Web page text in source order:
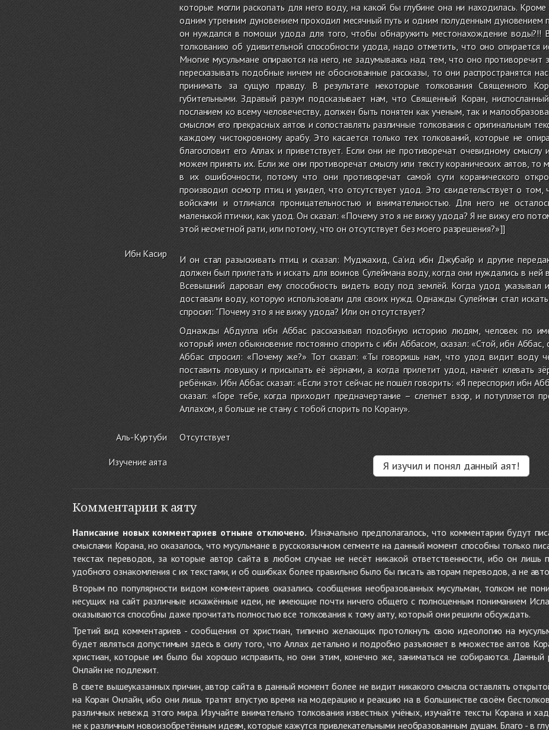
которые могли раскопать для него воду, на какой бы глубине она ни находилась.
одним утренним дуновением проходил месячный путь и одним полуденным дуновением
он нуждался в помощи удода для того, чтобы обнаружить местонахождение воды?!!
толкованию об удивительной способности удода, надо отметить, что оно опирается
Многие мусульмане опираются на него, не задумываясь над тем, что оно
пересказывать подобные ничем не обоснованные рассказы, то они распространятся
принимать за сущую правду. В результате некоторые толкования Священного
губительными. Здравый разум подсказывает нам, что Священный Коран,
посланием ко всему человечеству, должен быть понятен как ученым, так и
смыслом его прекрасных аятов и сопоставлять различные толкования с оригинальным
каждому чистокровному арабу. Это касается только тех толкований, которые не
благословит его Аллах и приветствует. Если они не противоречат очевидному смыслу
можем принять их. Если же они противоречат смыслу или тексту коранических аятов, то
в их ошибочности, потому что они противоречат самой сути коранического
производил осмотр птиц и увидел, что отсутствует удод. Это свидетельствует о том,
войсками и отличался проницательностью и внимательностью. Для него не
маленькой птички, как удод. Он сказал: «Почему это я не вижу удода? Я не вижу его
этой несметной рати, или потому, что он отсутствует без моего разрешения?»]]
Ибн Касир
И он стал разыскивать птиц и сказал: Муджахид, Са’ид ибн Джубайр и другие
должен был прилетать и искать для воинов Сулеймана воду, когда они нуждались в
Всевышний даровал ему способность видеть воду под землёй. Когда удод указывал
доставали воду, которую использовали для своих нужд. Однажды Сулейман стал
спросил: "Почему это я не вижу удода? Или он отсутствует?
Однажды Абдулла ибн Аббас рассказывал подобную историю людям, человек по
который имел обыкновение постоянно спорить с ибн Аббасом, сказал: «Стой, ибн Аббас,
Аббас спросил: «Почему же?» Тот сказал: «Ты говоришь нам, что удод видит воду
поставить ловушку и присыпать её зёрнами, а когда прилетит удод, начнёт клевать
ребёнка». Ибн Аббас сказал: «Если этот сейчас не пошёл говорить: «Я переспорил ибн
сказал: «Горе тебе, когда приходит предначертание – слепнет взор, и потупляется
Аллахом, я больше не стану с тобой спорить по Корану».
Аль-Куртуби Отсутствует
Изучение аята Я изучил и понял данный аят!
Комментарии к аяту
Написание новых комментариев отныне отключено. Изначально предполагалось, что комментарии будут
смыслами Корана, но оказалось, что мусульмане в русскоязычном сегменте на данный момент способны только
текстах переводов, за которые автор сайта в любом случае не несёт никакой ответственности, ибо он лишь
удобного ознакомления с их текстами, и об ошибках более правильно было бы писать авторам переводов, а не
Вторым по популярности видом комментариев оказались сообщения необразованных мусульман, толком не
несущих на сайт различные искажённые идеи, не имеющие почти ничего общего с полноценным пониманием
оказываются способны даже прочитать полностью все толкования к тому аяту, который они решили обсуждать.
Третий вид комментариев - сообщения от христиан, типично желающих протолкнуть свою идеологию на
будет являться допустимым здесь в силу того, что Аллах детально и подробно разъясняет в множестве аятов
христиан, которые им было бы хорошо исправить, но они этим, конечно же, заниматься не собираются.
Онлайн не подлежит.
В свете вышеуказанных причин, автор сайта в данный момент более не видит никакого смысла оставлять
на Коран Онлайн, ибо они лишь тратят впустую время на модерацию и реакцию на в большинстве своём
различных невежд этого мира. Изучайте внимательно толкования известных учёных, изучайте тексты Корана и
не к различным новоизобретённым идеям, которые кажутся привлекательными необразованным душам. Благо - в